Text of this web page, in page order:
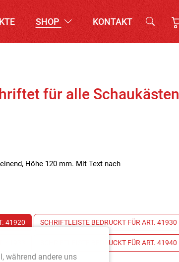
SHOP KONTAKT
für alle Schaukästen
Höhe 120 mm. Mit Text nach
41920 SCHRIFTLEISTE BEDRUCKT FÜR ART. 41930
SCHRIFTLEISTE BEDRUCKT FÜR ART. 41940
während andere uns